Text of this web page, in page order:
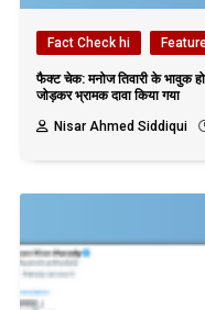
Fact Check hi
फैक्ट चेक: मनोज तिवारी के भावुक
जोड़कर भ्रामक दावा किया गया
Nisar Ahmed Siddiqui